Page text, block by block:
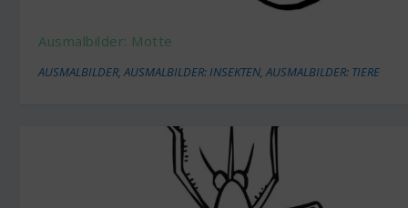
Ausmalbilder: Motte
AUSMALBILDER,AUSMALBILDER: INSEKTEN,AUSMALBILDER: TIERE